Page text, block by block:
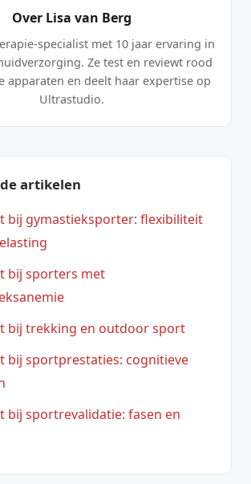
Over Lisa van Berg
specialist met 10 jaar ervaring in
Ze test en reviewt rood
apparaten en deelt haar expertise op
Ultrastudio.
artikelen
bij gymastieksporter: flexibiliteit
bij sporters met
bij trekking en outdoor sport
bij sportprestaties: cognitieve
bij sportrevalidatie: fasen en